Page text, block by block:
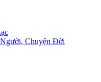
Chuyện Đời